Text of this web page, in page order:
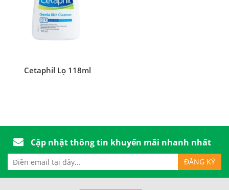
Cetaphil Lọ 118ml
Cập nhật thông tin khuyến mãi nhanh nhất